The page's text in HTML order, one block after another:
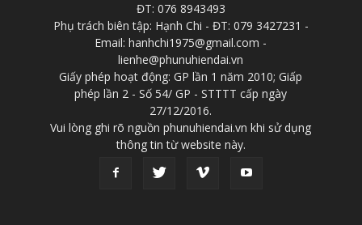
ĐT: 076 8943493
Phụ trách biên tập: Hạnh Chi - ĐT: 079 3427231 -
Email: hanhchi1975@gmail.com -
lienhe@phunuhiendai.vn
Giấy phép hoạt động: GP lần 1 năm 2010; Giấp
phép lần 2 - Số 54/ GP - STTTT cấp ngày
27/12/2016.
Vui lòng ghi rõ nguồn phunuhiendai.vn khi sử dụng
thông tin từ website này.